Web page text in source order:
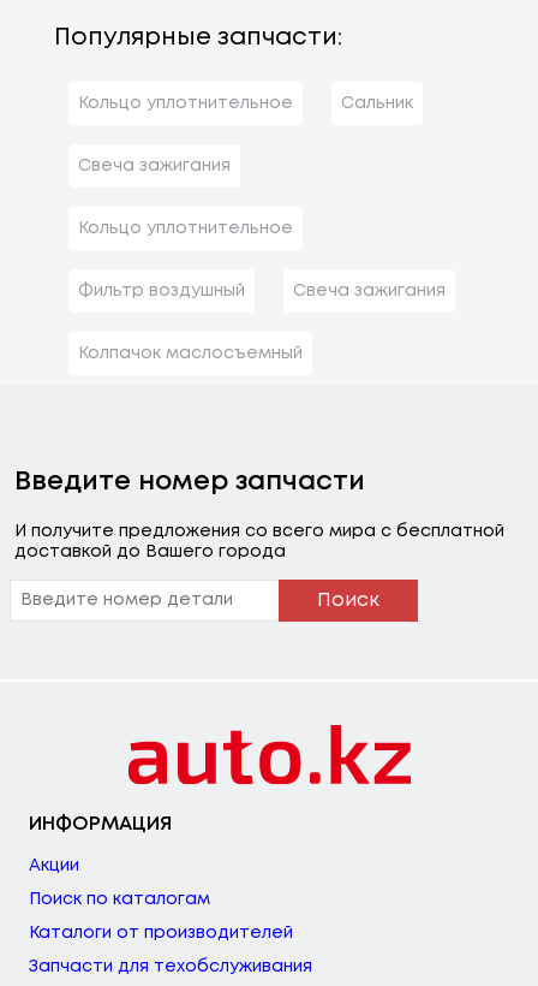
Популярные запчасти:
Кольцо уплотнительное Сальник
Свеча зажигания
Кольцо уплотнительное
Фильтр воздушный Свеча зажигания
Колпачок маслосъемный
Введите номер запчасти
И получите предложения со всего мира с бесплатной
доставкой до Вашего города
Поиск
ИНФОРМАЦИЯ
Акции
Поиск по каталогам
Каталоги от производителей
Запчасти для техобслуживания